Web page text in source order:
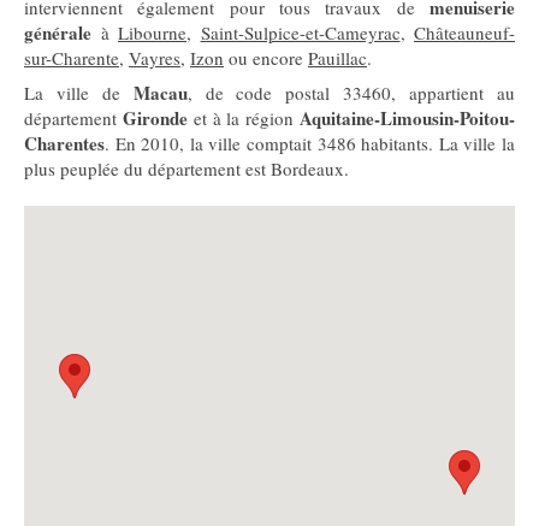
interviennent également pour tous travaux de menuiserie
générale à Libourne, Saint-Sulpice-et-Cameyrac, Châteauneuf-
sur-Charente, Vayres, Izon ou encore Pauillac.
La ville de Macau, de code postal 33460, appartient au
département Girondeet à la régionAquitaine-Limousin-Poitou-
Charentes. En 2010, la ville comptait 3486 habitants. La ville la
plus peuplée du département est Bordeaux.